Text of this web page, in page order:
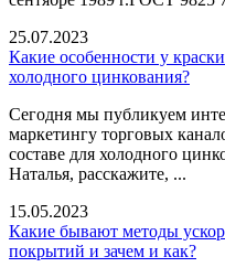
25.07.2023
Какие особенности у
холодного цинкования?
Сегодня мы публикуем
маркетингу торговых
составе для холодного
Наталья, расскажите, ...
15.05.2023
Какие бывают методы
покрытий и зачем и как?